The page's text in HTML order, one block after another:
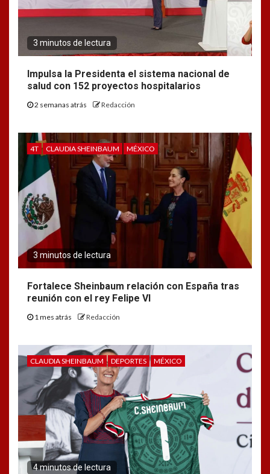
3 minutos de lectura
Impulsa la Presidenta el sistema nacional de
salud con 152 proyectos hospitalarios
2 semanas atrás Redacción
4T CLAUDIA SHEINBAUM MÉXICO
3 minutos de lectura
Fortalece Sheinbaum relación con España tras
reunión con el rey Felipe VI
1 mes atrás Redacción
CLAUDIA SHEINBAUM DEPORTES MÉXICO
4 minutos de lectura